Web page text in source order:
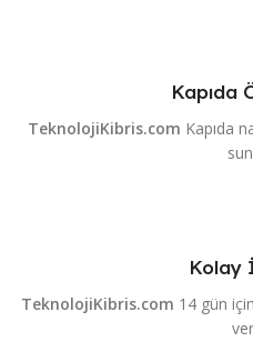
Kapıda
TeknolojiKibris.com Kapıda
Kolay
TeknolojiKibris.com 14 gün